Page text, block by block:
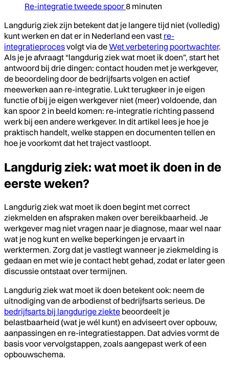
Re-integratie tweede spoor 8 minuten
Langdurig ziek zijn betekent dat je langere tijd niet (volledig)
kunt werken en dat er in Nederland een vast re-
integratieprocesvolgt via deWet verbetering poortwachter.
Als je je afvraagt “langdurig ziek wat moet ik doen”, start het
antwoord bij drie dingen: contact houden met je werkgever,
de beoordeling door de bedrijfsarts volgen en actief
meewerken aan re-integratie. Lukt terugkeer in je eigen
functie of bij je eigen werkgever niet (meer) voldoende, dan
kan spoor 2 in beeld komen: re-integratie richting passend
werk bij een andere werkgever. In dit artikel lees je hoe je
praktisch handelt, welke stappen en documenten tellen en
hoe je voorkomt dat het traject vastloopt.
Langdurig ziek: wat moet ik doen in de
eerste weken?
Langdurig ziek wat moet ik doen begint met correct
ziekmelden en afspraken maken over bereikbaarheid. Je
werkgever mag niet vragen naar je diagnose, maar wel naar
wat je nog kunt en welke beperkingen je ervaart in
werktermen. Zorg dat je vastlegt wanneer je ziekmelding is
gedaan en met wie je contact hebt gehad, zodat er later geen
discussie ontstaat over termijnen.
Langdurig ziek wat moet ik doen betekent ook: neem de
uitnodiging van de arbodienst of bedrijfsarts serieus. De
bedrijfsarts bij langdurige ziekte beoordeelt je
belastbaarheid (wat je wél kunt) en adviseert over opbouw,
aanpassingen en re-integratiestappen. Dat advies vormt de
basis voor vervolgstappen, zoals aangepast werk of een
opbouwschema.